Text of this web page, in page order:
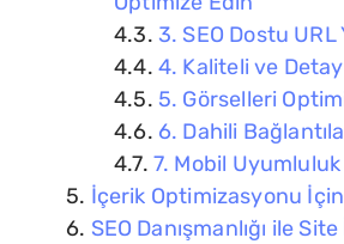
3. SEO Dostu URL
4. Kaliteli ve
5. Görselleri
6. Dahili
7. Mobil Uyumluluk
İçerik Optimizasyonu
SEO Danışmanlığı ile Site